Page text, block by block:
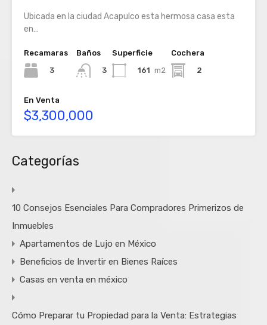
Ubicada en la ciudad Acapulco esta hermosa casa esta
en…
Recamaras
3
Baños
3
Superficie
161 m2
Cochera
2
En Venta
$3,300,000
Categorías
10 Consejos Esenciales Para Compradores Primerizos de
Inmuebles
Apartamentos de Lujo en México
Beneficios de Invertir en Bienes Raíces
Casas en venta en méxico
Cómo Preparar tu Propiedad para la Venta: Estrategias